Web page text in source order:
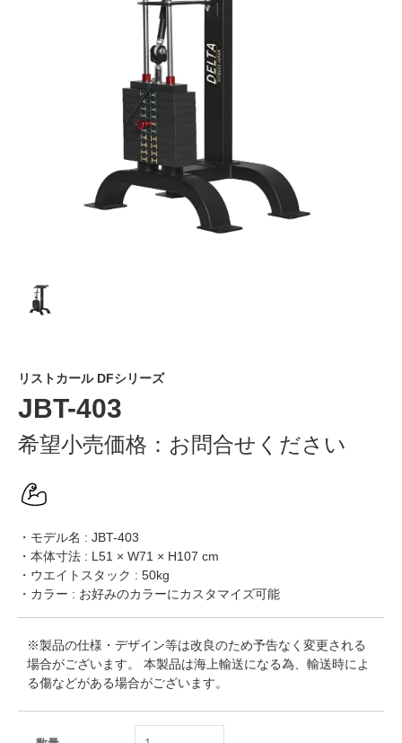
リストカール DFシリーズ
JBT-403
希望小売価格： お問合せください
・モデル名 : JBT-403
・本体寸法 : L51 × W71 × H107 cm
・ウエイトスタック : 50kg
・カラー : お好みのカラーにカスタマイズ可能
※製品の仕様・デザイン等は改良のため予告なく変更される
場合がございます。 本製品は海上輸送になる為、輸送時によ
る傷などがある場合がございます。